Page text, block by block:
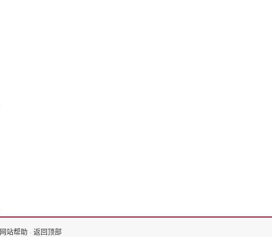
网站帮助 - 返回顶部